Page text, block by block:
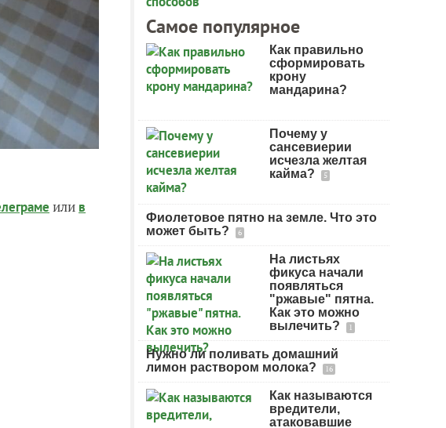
или в
Самое популярное
Как правильно
сформировать
крону
мандарина?
Почему у
сансевиерии
исчезла желтая
кайма?
5
Фиолетовое пятно на земле. Что это
может быть?
6
На листьях
фикуса начали
появляться
"ржавые" пятна.
Как это можно
вылечить?
1
Нужно ли поливать домашний
лимон раствором молока?
16
Как называются
вредители,
атаковавшие